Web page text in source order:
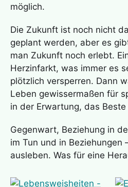
möglich.
Die Zukunft ist noch nicht
geplant werden, aber es
man Zukunft noch erlebt.
Herzinfarkt, was immer es
plötzlich versperren. Dann
Leben gewissermaßen für
in der Erwartung, das
Gegenwart, Beziehung in
im Tun und in Beziehungen
ausleben. Was für eine